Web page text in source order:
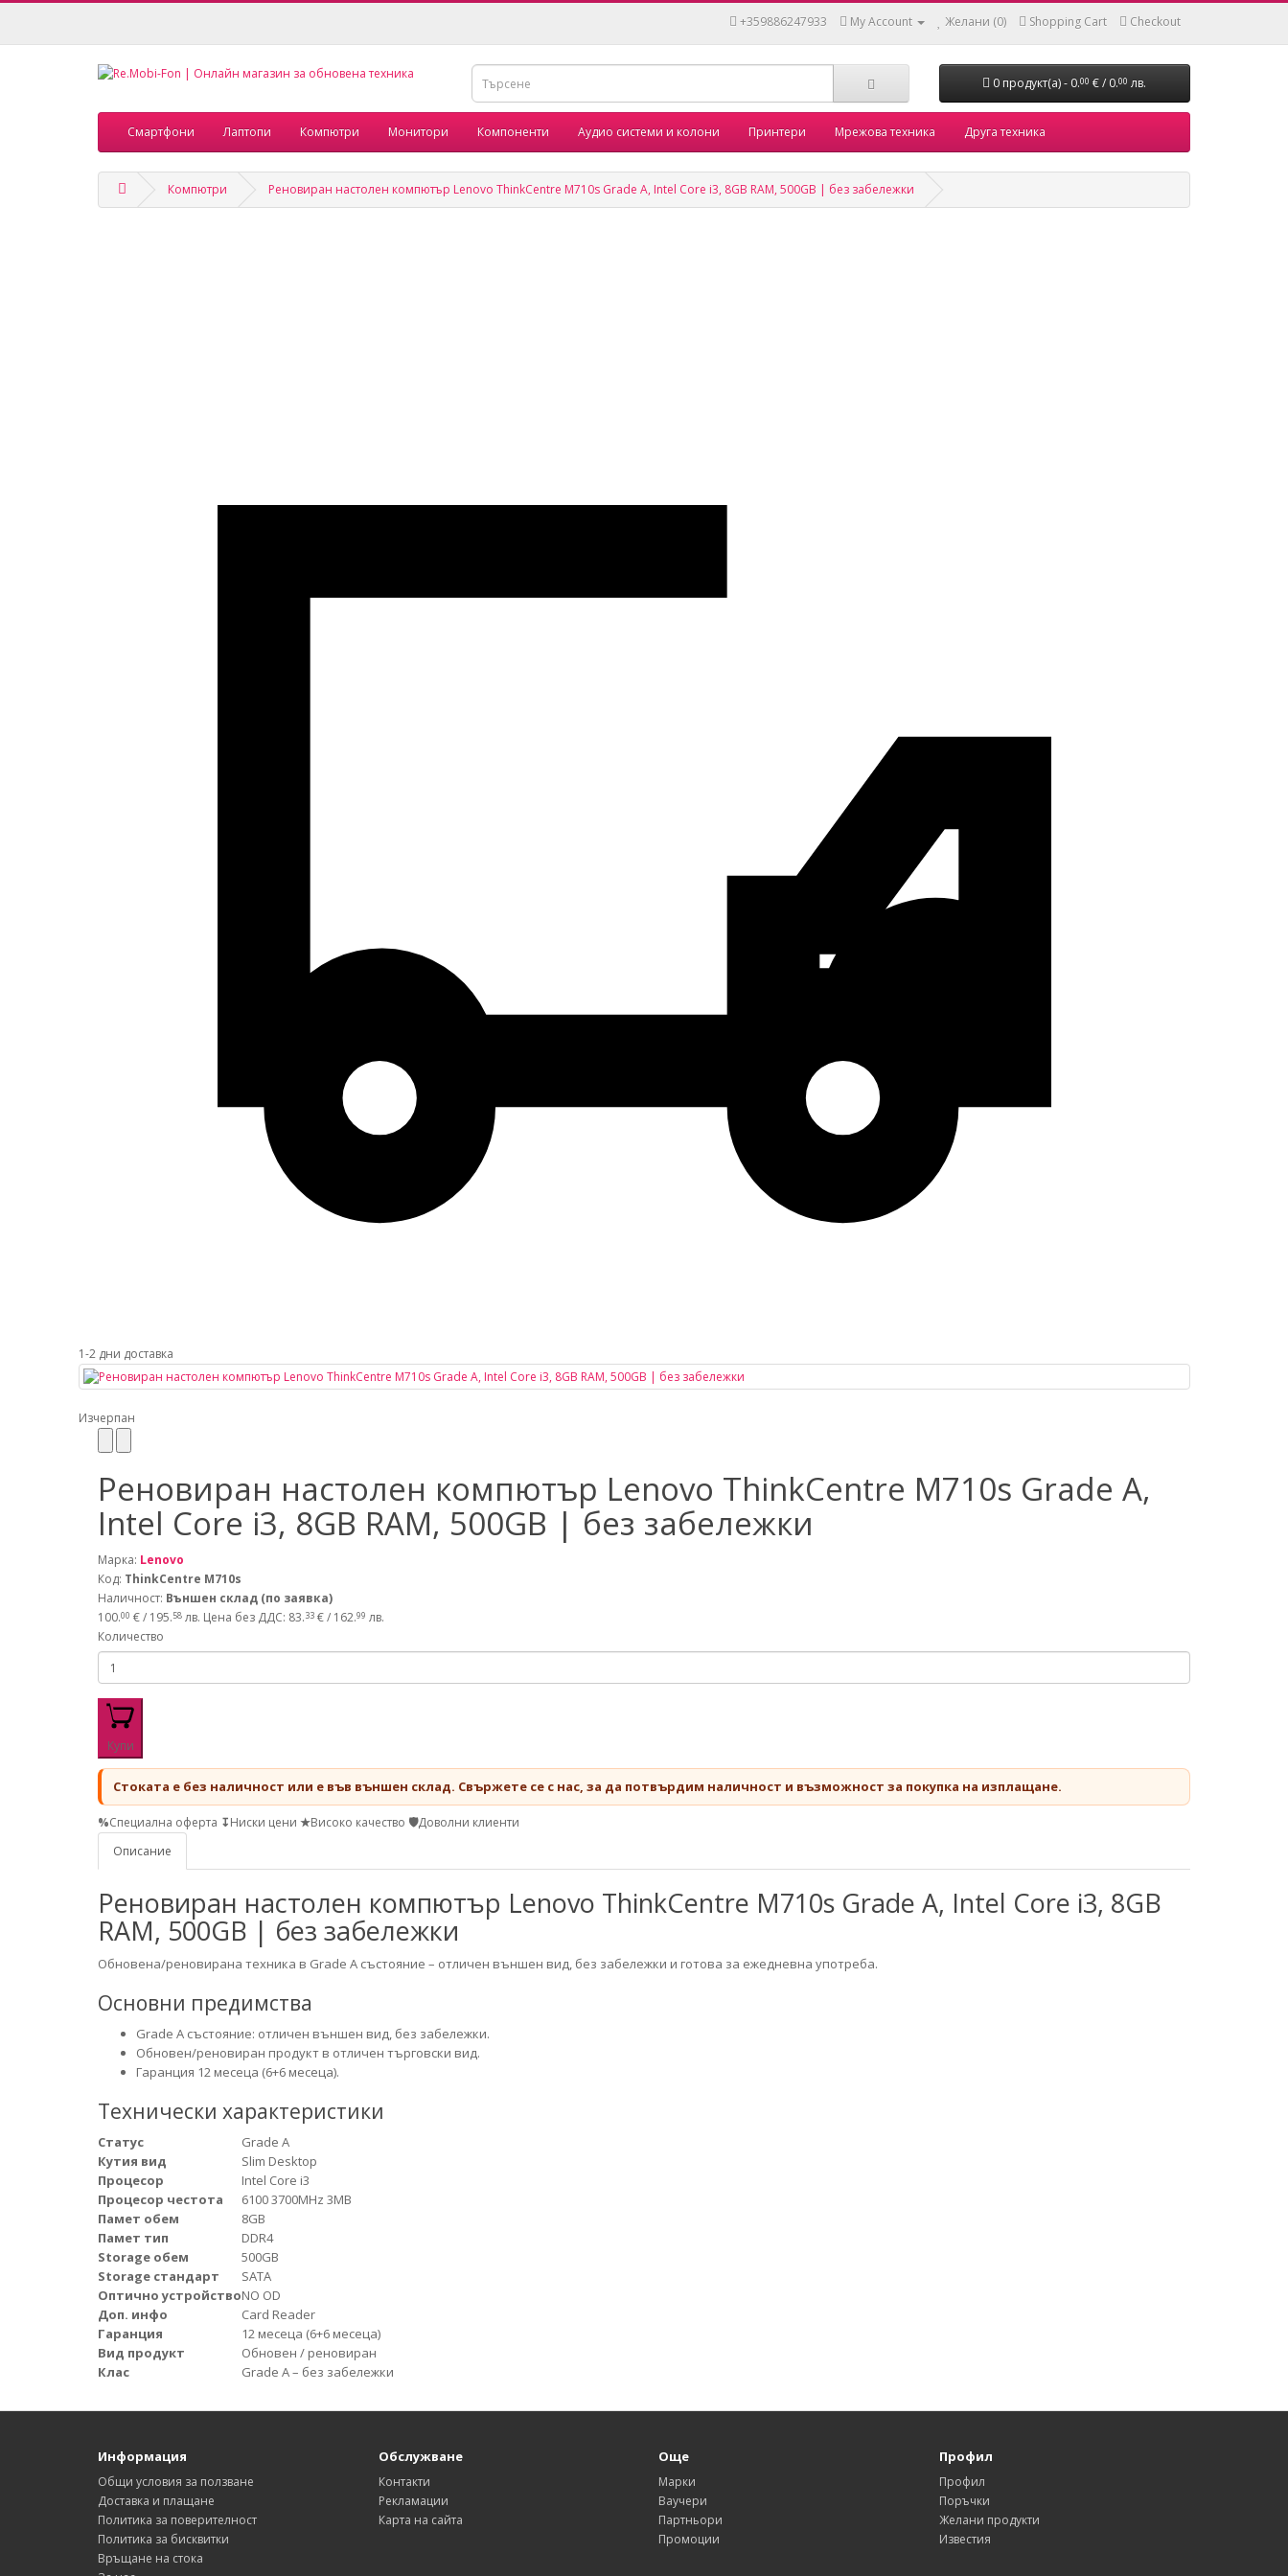
+359886247933 My Account Желани (0) Shopping Cart Checkout
0 продукт(а) - 0.00 € / 0.00 лв.
Смартфони Лаптопи Компютри Монитори Компоненти Аудио системи и колони Принтери Мрежова техника Друга техника
Компютри Реновиран настолен компютър Lenovo ThinkCentre M710s Grade A, Intel Core i3, 8GB RAM, 500GB | без забележки
1-2 дни доставка
Изчерпан
Реновиран настолен компютър Lenovo ThinkCentre M710s Grade A,
Intel Core i3, 8GB RAM, 500GB | без забележки
Марка: Lenovo
Код: ThinkCentre M710s
Наличност: Външен склад (по заявка)
100.00 € / 195.58 лв. Цена без ДДС: 83.33 € / 162.99 лв.
Количество
Купи
Стоката е без наличност или е във външен склад. Свържете се с нас, за да потвърдим наличност и възможност за покупка на изплащане.
%Специална оферта ↧Ниски цени ★Високо качество 🛡Доволни клиенти
Описание
Реновиран настолен компютър Lenovo ThinkCentre M710s Grade A, Intel Core i3, 8GB
RAM, 500GB | без забележки
Обновена/реновирана техника в Grade A състояние – отличен външен вид, без забележки и готова за ежедневна употреба.
Основни предимства
Grade A състояние: отличен външен вид, без забележки.
Обновен/реновиран продукт в отличен търговски вид.
Гаранция 12 месеца (6+6 месеца).
Технически характеристики
Статус
Grade A
Кутия вид
Slim Desktop
Процесор
Intel Core i3
Процесор честота
6100 3700MHz 3MB
Памет обем
8GB
Памет тип
DDR4
Storage обем
500GB
Storage стандарт
SATA
Оптично устройствоNO OD
Доп. инфо
Card Reader
Гаранция
12 месеца (6+6 месеца)
Вид продукт
Обновен / реновиран
Клас
Grade A – без забележки
Информация
Общи условия за ползване
Доставка и плащане
Политика за поверителност
Политика за бисквитки
Връщане на стока
Обслужване
Контакти
Рекламации
Карта на сайта
Още
Марки
Ваучери
Партньори
Промоции
Профил
Профил
Поръчки
Желани продукти
Известия